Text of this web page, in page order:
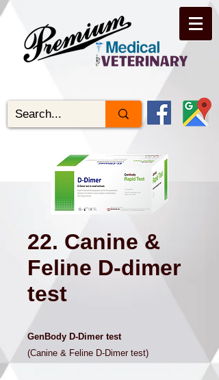
22. Canine &
Feline D-dimer
test
GenBody D-Dimer test
(Canine & Feline D-Dimer test)